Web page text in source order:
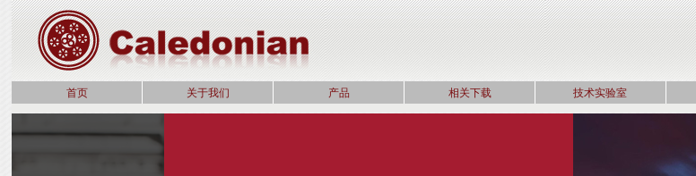
首页 关于我们 产品 相关下载 技术实验室